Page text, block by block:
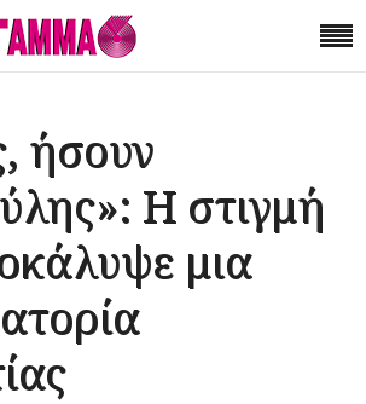
ήσουν
Η στιγμή
μια